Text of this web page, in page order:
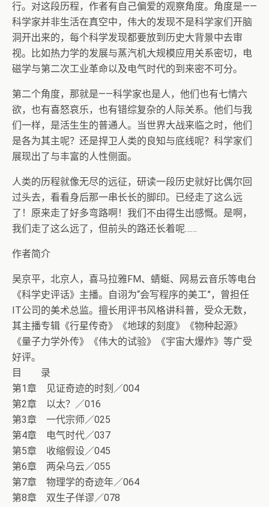
行。对这段历程，作者有自己偏爱的观察角度。角度是——
科学家并非生活在真空中，伟大的发现不是科学家们开脑
洞开出来的，每个科学发现都要放到历史大背景中去审
视。比如热力学的发展与蒸汽机大规模应用关系密切，电
磁学与第二次工业革命以及电气时代的到来密不可分。
第二个角度，那就是——科学家也是人，他们也有七情六
欲，也有喜怒哀乐，也有错综复杂的人际关系。他们与我
们一样，是活生生的普通人。当世界大战来临之时，他们
是各为其主呢？还是捍卫人类的良知与底线呢？科学家们
展现出了与丰富的人性侧面。
人类的历程就像无尽的远征，研读一段历史就好比偶尔回
过头去，看看身后那一串长长的脚印。已经走了这么远
了！原来走了好多弯路啊！我们不由得生出感慨。是啊，
我们走了这么远了，但前头的路还长着呢……
作者简介
吴京平，北京人，喜马拉雅FM、蜻蜓、网易云音乐等电台
《科学史评话》主播。自诩为“会写程序的美工”，曾担任
IT公司的美术总监。擅长用评书风格讲科普，受众无数，
其主播专辑《行星传奇》《地球的刻度》《物种起源》
《量子力学外传》《伟大的试验》《宇宙大爆炸》等广受
好评。
目 录
第1章 见证奇迹的时刻／004
第2章 以太？／016
第3章 一代宗师／025
第4章 电气时代／037
第5章 收缩假设／045
第6章 两朵乌云／055
第7章 物理学的奇迹年／064
第8章 双生子佯谬／078